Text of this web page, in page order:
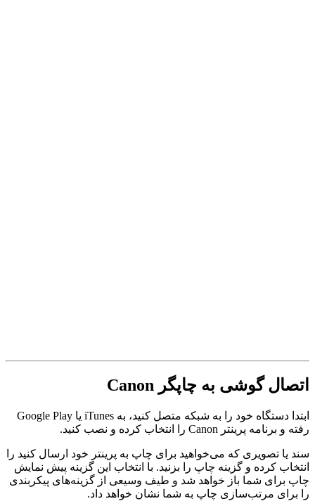
اتصال گوشی به چاپگر Canon
ابتدا دستگاه خود را به شبکه متصل کنید، به iTunes یا Google Play
رفته و برنامه پرینتر Canon را انتخاب کرده و نصب کنید.
سند یا تصویری که می‌خواهید برای چاپ به پرینتر خود ارسال کنید را
انتخاب کرده و گزینه چاپ را بزنید. با انتخاب این گزینه پیش نمایش
چاپ برای شما باز خواهد شد و طیف وسیعی از گزینه‌های پیکربندی
را برای مرتب‌سازی چاپ به شما نشان خواهد داد.